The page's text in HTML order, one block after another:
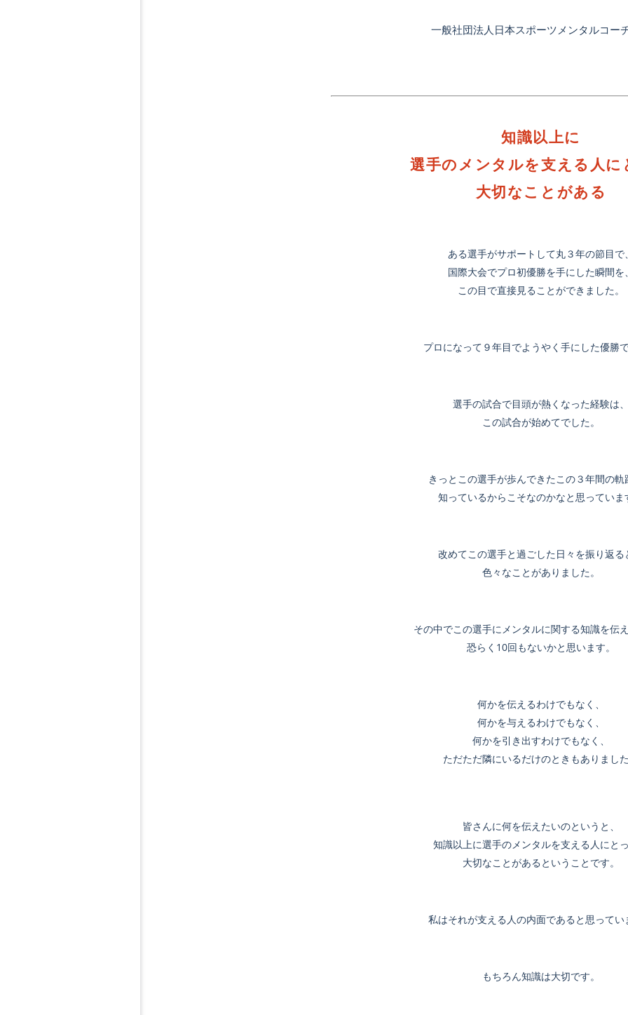
一般社団法人日本スポーツメンタルコー
知識以上に
選手のメンタルを支える人に
大切なことがある
ある選手がサポートして丸３年の節目で、
国際大会でプロ初優勝を手にした瞬間を、
この目で直接見ることができました。
プロになって９年目でようやく手にした優勝で
選手の試合で目頭が熱くなった経験は、
この試合が始めてでした。
きっとこの選手が歩んできたこの３年間の軌
知っているからこそなのかなと思っていま
改めてこの選手と過ごした日々を振り返る
色々なことがありました。
その中でこの選手にメンタルに関する知識を伝え
恐らく10回もないかと思います。
何かを伝えるわけでもなく、
何かを与えるわけでもなく、
何かを引き出すわけでもなく、
ただただ隣にいるだけのときもありました
皆さんに何を伝えたいのというと、
知識以上に選手のメンタルを支える人にとっ
大切なことがあるということです。
私はそれが支える人の内面であると思ってい
もちろん知識は大切です。